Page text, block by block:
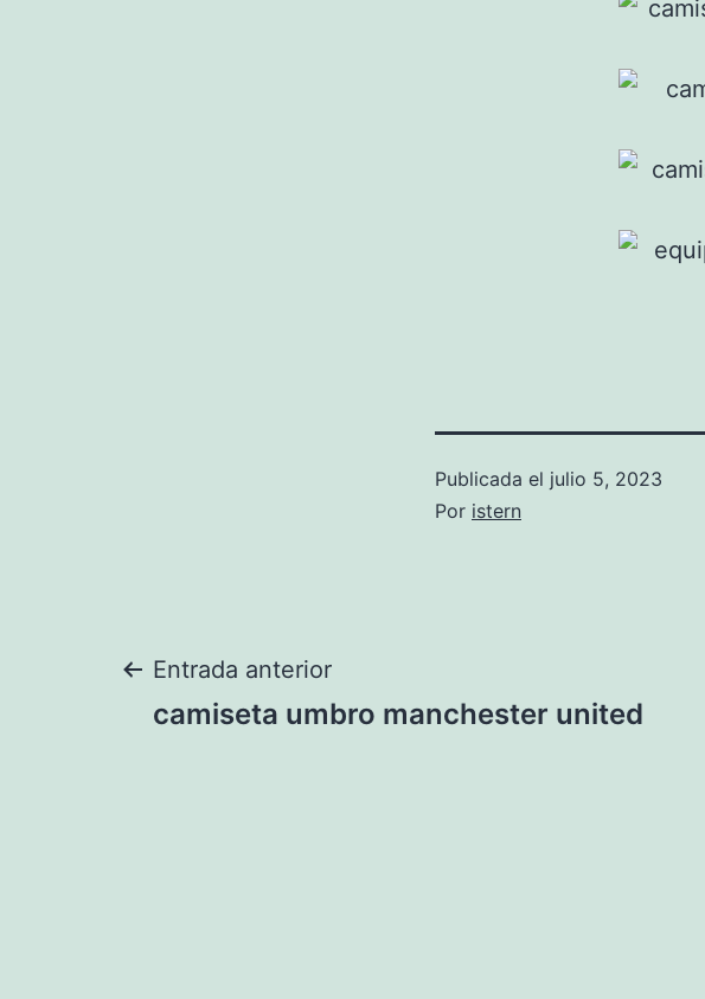
Publicada el julio 5, 2023
Por istern
Navegación
Entrada anterior
camiseta umbro manchester united